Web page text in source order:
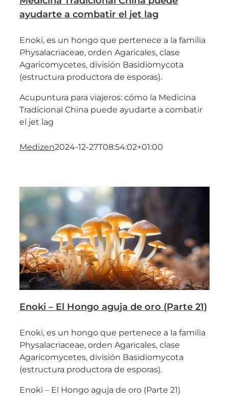
ayudarte a combatir el jet lag
Enoki, es un hongo que pertenece a la familia
Physalacriaceae, orden Agaricales, clase
Agaricomycetes, división Basidiomycota
(estructura productora de esporas).
Acupuntura para viajeros: cómo la Medicina
Tradicional China puede ayudarte a combatir
el jet lag
Medizen2024-12-27T08:54:02+01:00
Enoki – El Hongo aguja de oro (Parte 21)
Enoki, es un hongo que pertenece a la familia
Physalacriaceae, orden Agaricales, clase
Agaricomycetes, división Basidiomycota
(estructura productora de esporas).
Enoki – El Hongo aguja de oro (Parte 21)